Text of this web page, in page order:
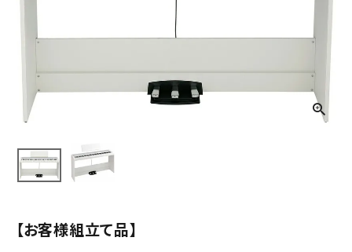
【お客様組立て品】